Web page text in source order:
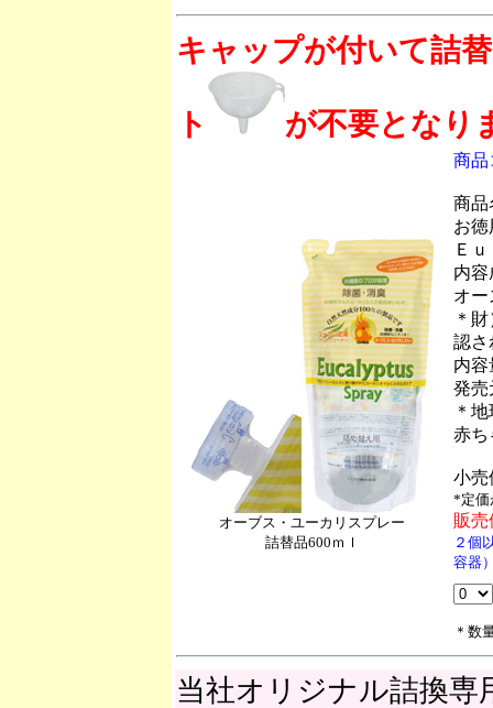
キャップが付いて詰
ト が不要となり
オーブス・ユーカリスプレー
詰替品600ｍｌ
商
商品
お徳
Ｅ
内
オ
＊
認さ
内
発売
＊
赤ち
小売
*定価
販売
２個
容器
＊数
当社オリジナル詰換専